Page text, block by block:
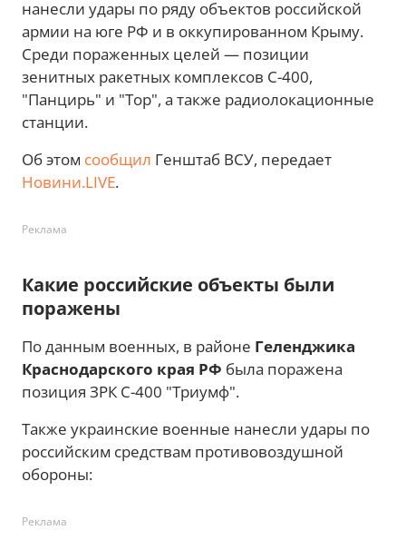
нанесли удары по ряду объектов российской
армии на юге РФ и в оккупированном Крыму.
Среди пораженных целей — позиции
зенитных ракетных комплексов С-400,
"Панцирь" и "Тор", а также радиолокационные
станции.
Об этом сообщил Генштаб ВСУ, передает
Новини.LIVE.
Реклама
Какие российские объекты были
поражены
По данным военных, в районе Геленджика
Краснодарского края РФ была поражена
позиция ЗРК С-400 "Триумф".
Также украинские военные нанесли удары по
российским средствам противовоздушной
обороны:
Реклама